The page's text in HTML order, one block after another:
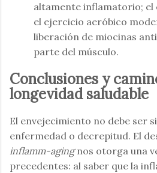
altamente inflamatorio; el
el ejercicio aeróbico
liberación de miocinas
parte del músculo.
Conclusiones y
longevidad saludable
El envejecimiento no debe ser
enfermedad o decrepitud. El
inflamm-agingnos otorga una
precedentes: al saber que la